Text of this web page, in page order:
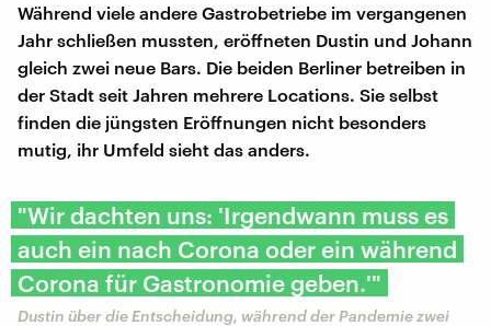
Während viele andere Gastrobetriebe im vergangenen
Jahr schließen mussten, eröffneten Dustin und Johann
gleich zwei neue Bars. Die beiden Berliner betreiben in
der Stadt seit Jahren mehrere Locations. Sie selbst
finden die jüngsten Eröffnungen nicht besonders
mutig, ihr Umfeld sieht das anders.
"Wir dachten uns: 'Irgendwann muss es
auch ein nach Corona oder ein während
Corona für Gastronomie geben.'"
Dustin über die Entscheidung, während der Pandemie zwei